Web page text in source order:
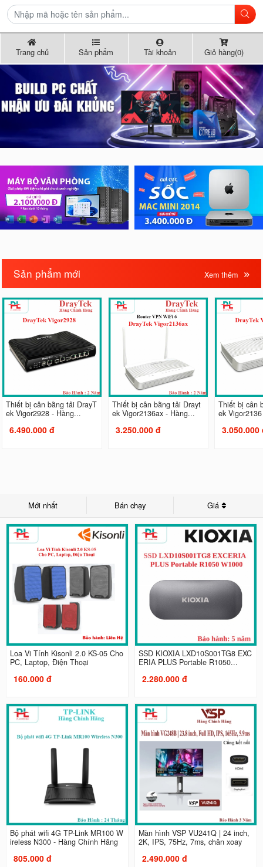
Trang chủ Sản phẩm Tài khoản Giỏ hàng(0)
Sản phẩm mới Xem thêm
Thiết bị cân bằng tải DrayT
ek Vigor2928 - Hàng...
6.490.000 đ
Thiết bị cân bằng tải Drayt
ek Vigor2136ax - Hàng...
3.250.000 đ
Thiết bị cân
ek
3.050.000
Mới nhất Bán chạy Giá
Loa Vi Tính Kisonli 2.0 KS-05 Cho
PC, Laptop, Điện Thoại
160.000 đ
SSD KIOXIA LXD10S001TG8 EXC
ERIA PLUS Portable R1050...
2.280.000 đ
Bộ phát wifi 4G TP-Link MR100 W
ireless N300 - Hàng Chính Hãng
805.000 đ
Màn hình VSP VU241Q | 24 inch,
2K, IPS, 75Hz, 7ms, chân xoay
2.490.000 đ